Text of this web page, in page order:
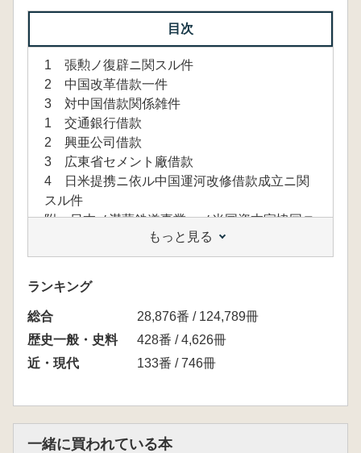
目次
1 張勲ノ復辟ニ関スル件
2 中国改革借款一件
3 対中国借款関係雑件
1 交通銀行借款
2 興亜公司借款
3 広東省セメント廠借款
4 日米提携ニ依ル中国運河改修借款成立ニ関
スル件
附 日本ノ満蒙鉄道事業ヘノ米国資本家協同ニ
5 南潯鉄道ニ関スル件
6 中国ヘノ兵器供給ニ関スル件
7 満蒙鉄道借款細目交渉ニ関スル件(四平街鄭
家屯鉄道借款)
8 鄭家屯ニ於テ日中両国軍隊衝突一件
9 大倉組ノ江蘇省秣陵関附近鉄山開発ニ関ス
ル交渉一件
もっと見る
ランキング
総合
28,876番 / 124,789冊
歴史一般・史料
428番 / 4,626冊
近・現代
133番 / 746冊
一緒に買われている本